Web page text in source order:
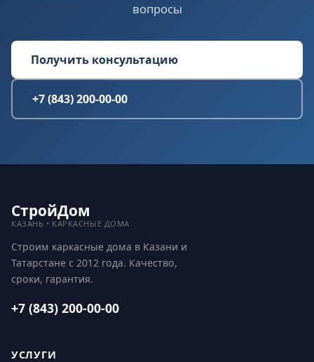
вопросы
Получить консультацию
+7 (843) 200-00-00
СтройДом
КАЗАНЬ • КАРКАСНЫЕ ДОМА
Строим каркасные дома в Казани и
Татарстане с 2012 года. Качество,
сроки, гарантия.
+7 (843) 200-00-00
УСЛУГИ